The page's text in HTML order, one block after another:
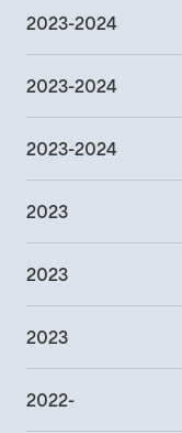
2023-2024
2023-2024
2023-2024
2023
2023
2023
2022-